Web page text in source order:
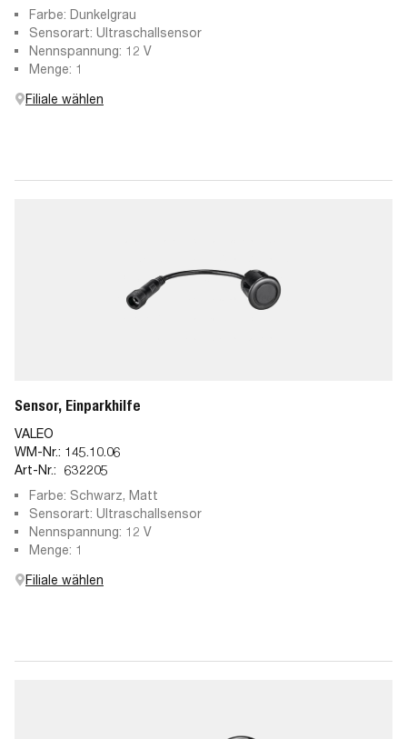
Farbe: Dunkelgrau
Sensorart: Ultraschallsensor
Nennspannung: 12 V
Menge: 1
Filiale wählen
Sensor, Einparkhilfe
VALEO
WM-Nr.: 145.10.06
Art-Nr.: 632205
Farbe: Schwarz, Matt
Sensorart: Ultraschallsensor
Nennspannung: 12 V
Menge: 1
Filiale wählen